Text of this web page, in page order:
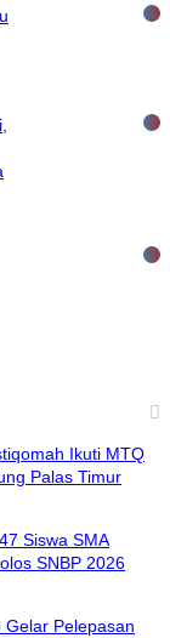
Ikuti MTQ
Palas Timur
Siswa SMA
SNBP 2026
Pelepasan